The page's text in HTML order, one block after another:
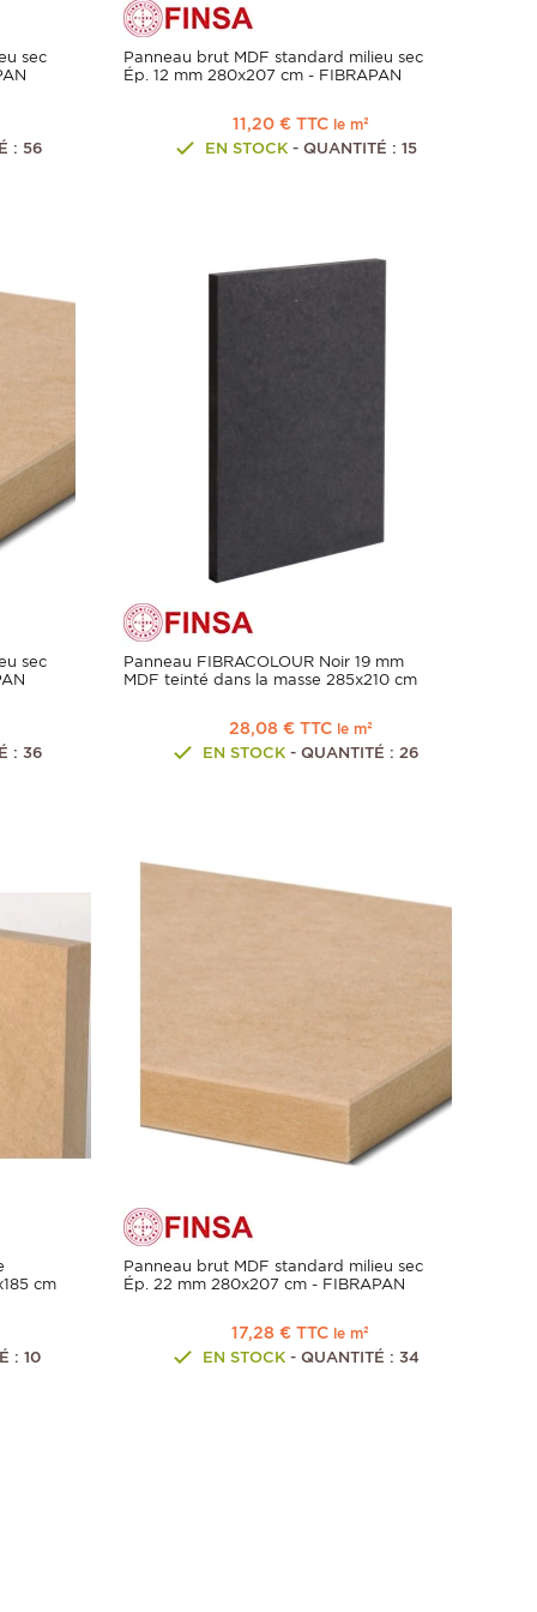
sec
: 56
Panneau brut MDF standard milieu sec
Ép. 12 mm 280x207 cm - FIBRAPAN
11,20 € TTC le m²
EN STOCK- QUANTITÉ : 15
sec
: 36
Panneau FIBRACOLOUR Noir 19 mm
MDF teinté dans la masse 285x210 cm
28,08 € TTC le m²
EN STOCK- QUANTITÉ : 26
cm
: 10
Panneau brut MDF standard milieu sec
Ép. 22 mm 280x207 cm - FIBRAPAN
17,28 € TTC le m²
EN STOCK- QUANTITÉ : 34